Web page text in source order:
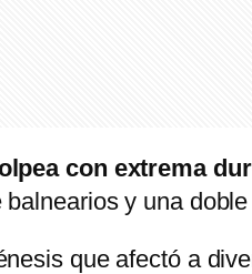
con extrema
y una
que afectó a